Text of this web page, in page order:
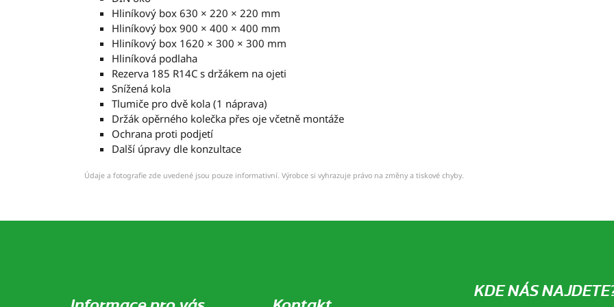
Hliníkový box 630 × 220 × 220 mm
Hliníkový box 900 × 400 × 400 mm
Hliníkový box 1620 × 300 × 300 mm
Hliníková podlaha
Rezerva 185 R14C s držákem na ojeti
Snížená kola
Tlumiče pro dvě kola (1 náprava)
Držák opěrného kolečka přes oje včetně montáže
Ochrana proti podjetí
Další úpravy dle konzultace
Údaje a fotografie zde uvedené jsou pouze informativní. Výrobce si vyhrazuje právo na změny a tiskové chyby.
KDE NÁS